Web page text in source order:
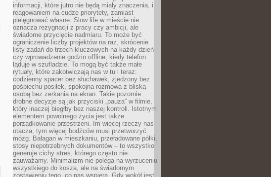
informacji, które jutro nie będą miały znaczenia, i
reagowaniem na cudze priorytety, zamiast
pielęgnować własne. Slow life w mieście nie
oznacza rezygnacji z pracy czy ambicji, ale
świadome przycięcie nadmiaru. To może być
ograniczenie liczby projektów na raz, skrócenie
listy zadań do trzech kluczowych na każdy dzień
czy wprowadzenie godzin offline, kiedy telefon
ląduje w szufladzie. To mogą być także małe
rytuały, które zakotwiczają nas w tu i teraz:
codzienny spacer bez słuchawek, zjedzony bez
pośpiechu posiłek, spokojna rozmowa z bliską
osobą bez zerkania na ekran. Takie pozornie
drobne decyzje są jak przyciski „pauza” w filmie,
który inaczej biegłby bez naszej kontroli. Istotnym
elementem powolnego życia jest także
porządkowanie przestrzeni. Im więcej rzeczy nas
otacza, tym więcej bodźców musi przetworzyć
mózg. Bałagan w mieszkaniu, przeładowane półki,
stosy niepotrzebnych dokumentów – to wszystko
generuje cichy stres, którego często nie
zauważamy. Minimalizm nie polega na wyrzuceniu
wszystkiego do kosza, ale na świadomym
zostawieniu tego, co nas wspiera. Gdy wokół jest